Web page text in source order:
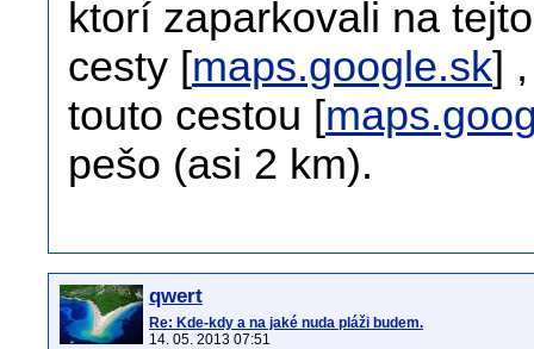
ktorí zaparkovali na
cesty [maps.google.sk]
touto cestou [
pešo (asi 2 km).
qwert
Re: Kde-kdy a na jaké nuda pláži budem.
14. 05. 2013 07:51